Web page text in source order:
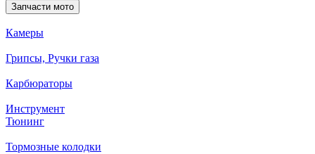
Запчасти мото
Камеры
Грипсы, Ручки газа
Карбюраторы
Инструмент
Тюнинг
Тормозные колодки